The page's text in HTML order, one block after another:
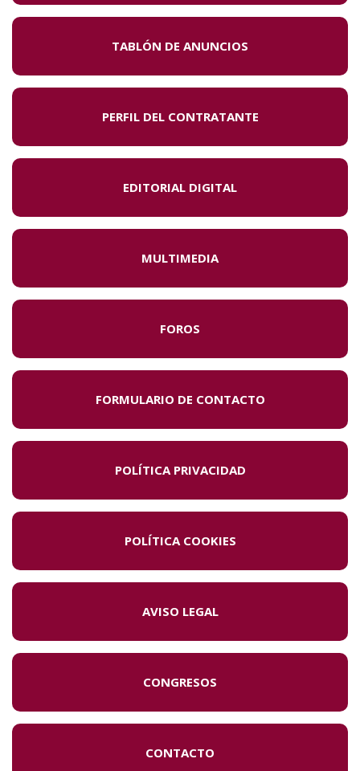
TABLÓN DE ANUNCIOS
PERFIL DEL CONTRATANTE
EDITORIAL DIGITAL
MULTIMEDIA
FOROS
FORMULARIO DE CONTACTO
POLÍTICA PRIVACIDAD
POLÍTICA COOKIES
AVISO LEGAL
CONGRESOS
CONTACTO